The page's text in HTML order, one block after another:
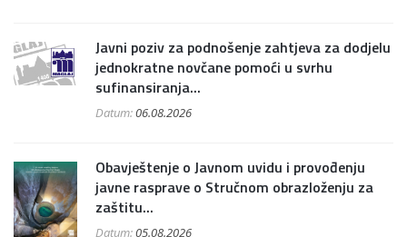
Javni poziv za podnošenje zahtjeva za dodjelu
jednokratne novčane pomoći u svrhu
sufinansiranja...
Datum:06.08.2026
Obavještenje o Javnom uvidu i provođenju
javne rasprave o Stručnom obrazloženju za
zaštitu...
Datum:05.08.2026